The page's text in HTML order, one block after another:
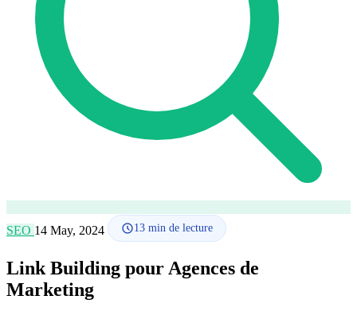
Langue
🇪🇸 ES
🇬🇧 EN
Se connecter
SEO 14 May, 2024 13 min de lecture
Link Building pour Agences de
Marketing